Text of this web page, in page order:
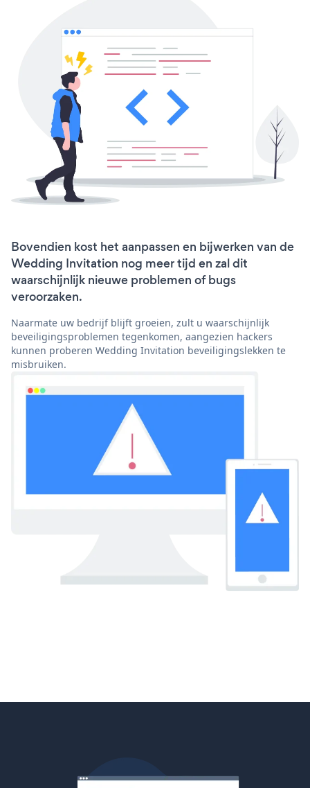
Bovendien kost het aanpassen en bijwerken van de
Wedding Invitation nog meer tijd en zal dit
waarschijnlijk nieuwe problemen of bugs
veroorzaken.
Naarmate uw bedrijf blijft groeien, zult u waarschijnlijk
beveiligingsproblemen tegenkomen, aangezien hackers
kunnen proberen Wedding Invitation beveiligingslekken te
misbruiken.